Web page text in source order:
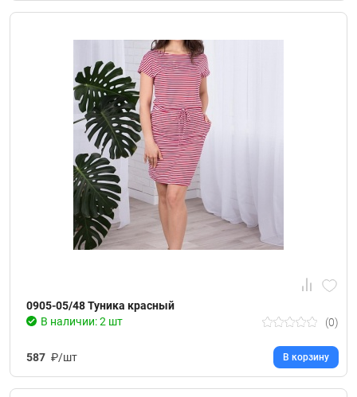
0905-05/48 Туника красный
В наличии: 2 шт
(0)
587 ₽/шт В корзину